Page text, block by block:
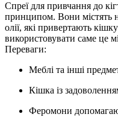
Спреї для привчання до
принципом. Вони містять
олії, які привертають
використовувати саме це
Переваги:
Меблі та інші
Кішка із
Феромони